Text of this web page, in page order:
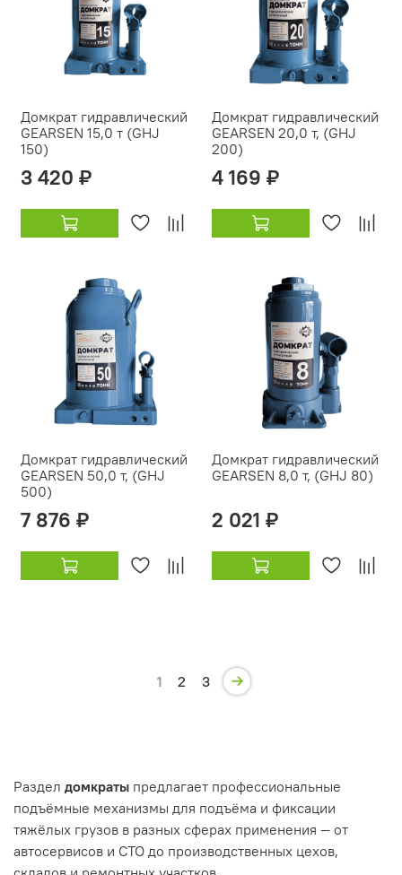
Домкрат гидравлический
GEARSEN 15,0 т (GHJ
150)
3 420 ₽
Домкрат гидравлический
GEARSEN 20,0 т, (GHJ
200)
4 169 ₽
Домкрат гидравлический
GEARSEN 50,0 т, (GHJ
500)
7 876 ₽
Домкрат гидравлический
GEARSEN 8,0 т, (GHJ 80)
2 021 ₽
1 2 3
Раздел домкраты предлагает профессиональные
подъёмные механизмы для подъёма и фиксации
тяжёлых грузов в разных сферах применения — от
автосервисов и СТО до производственных цехов,